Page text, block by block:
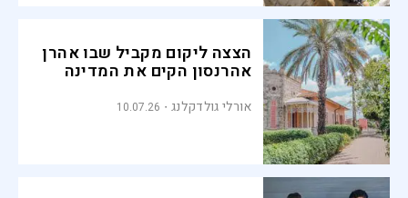
הצצה ליקום מקביל שבו אהרן
אהרנסון הקים את המדינה
אורלי גולדקלנג 10.07.26